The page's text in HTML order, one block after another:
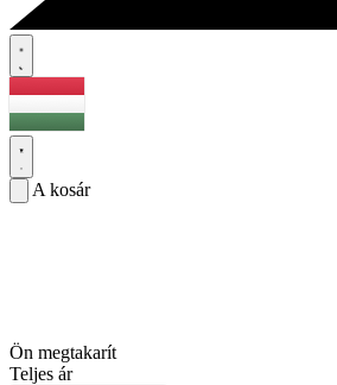
A kosár
Ön megtakarít
Teljes ár